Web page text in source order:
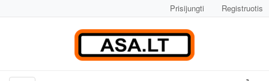
Prisijungti Registruotis